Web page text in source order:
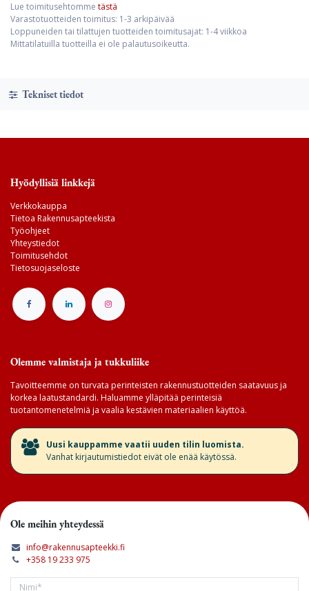
Lue toimitusehtomme tästä
Varastotuotteiden toimitus: 1-3 arkipäivää
Loppuneiden tai tilattujen tuotteiden toimitusajat: 1-4 viikkoa
Mittatilatuilla tuotteilla ei ole palautusoikeutta.
Tekniset tiedot
Hyödyllisiä linkkejä
Verkkokauppa
Tietoa Rakennusapteekista
Työohjeet
Yhteystiedot
Toimitusehdot
Tietosuojaseloste
Olemme valmistaja ja tukkuliike
Tavoitteemme on turvata perinteisten rakennustuotteiden saatavuus ja
korkea laatustandardi. Haluamme ylläpitää perinteisiä
tuotantomenetelmiä ja vaalia kestävien materiaalien käyttöä.
​Uusi kauppamme vaatii uuden tilin luomista.
Vanhat kirjautumistiedot eivät ole enää käytössä.
Ole meihin yhteydessä
info@rakennusapteekki.fi
+358 19 233 975